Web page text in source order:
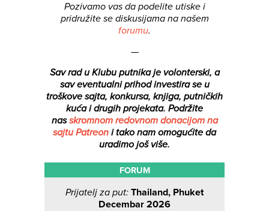
Pozivamo vas da podelite utiske i
pridružite se diskusijama na našem
forumu.
—
Sav rad u Klubu putnika je volonterski, a
sav eventualni prihod investira se u
troškove sajta, konkursa, knjiga, putničkih
kuća i drugih projekata. Podržite
nasskromnom redovnom donacijom na
sajtu Patreon i tako nam omogućite da
uradimo još više.
FORUM
Prijatelj za put: Thailand, Phuket
Decembar 2026